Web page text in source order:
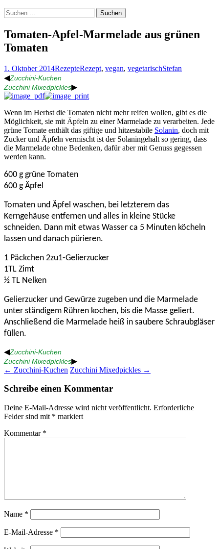
Suchen
nach:
Tomaten-Apfel-Marmelade aus grünen
Tomaten
1. Oktober 2014RezepteRezept, vegan, vegetarischStefan
◀Zucchini-Kuchen
Zucchini Mixedpickles▶
Wenn im Herbst die Tomaten nicht mehr reifen wollen, gibt es die
Möglichkeit, sie mit Äpfeln zu einer Marmelade zu verarbeiten. Jede
grüne Tomate enthält das giftige und hitzestabile Solanin, doch mit
Zucker und Äpfeln vermischt ist der Solaningehalt so gering, dass
die Marmelade ohne Bedenken, dafür aber mit Genuss gegessen
werden kann.
600 g grüne Tomaten
600 g Äpfel
Tomaten und Äpfel waschen, bei letzterem das
Kerngehäuse entfernen und alles in kleine Stücke
schneiden. Dann mit etwas Wasser ca 5 Minuten köcheln
lassen und danach pürieren.
1 Päckchen 2zu1-Gelierzucker
1TL Zimt
½ TL Nelken
Gelierzucker und Gewürze zugeben und die Marmelade
unter ständigem Rühren kochen, bis die Masse geliert.
Anschließend die Marmelade heiß in saubere Schraubgläser
füllen.
◀Zucchini-Kuchen
Zucchini Mixedpickles▶
Beitragsnavigation
← Zucchini-Kuchen Zucchini Mixedpickles →
Schreibe einen Kommentar
Deine E-Mail-Adresse wird nicht veröffentlicht. Erforderliche
Felder sind mit * markiert
Kommentar *
Name *
E-Mail-Adresse *